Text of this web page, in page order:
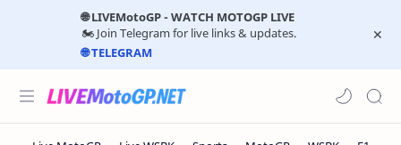
🌐 LIVEMotoGP - WATCH MOTOGP LIVE
🏍️ Join Telegram for live links & updates.
🌐 TELEGRAM